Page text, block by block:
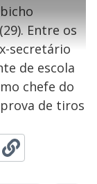
n
a
Entre os
secretário
de escola
chefe do
de tiros